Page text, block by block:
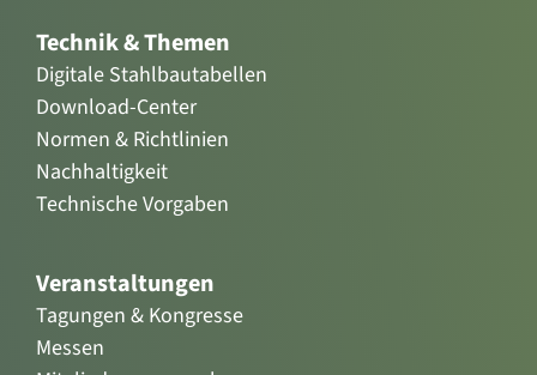
Technik & Themen
Digitale Stahlbautabellen
Download-Center
Normen & Richtlinien
Nachhaltigkeit
Technische Vorgaben
Veranstaltungen
Tagungen & Kongresse
Messen